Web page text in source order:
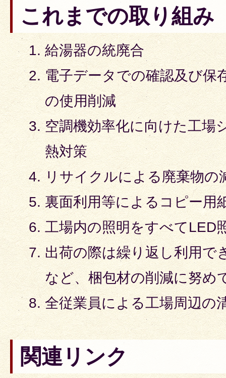
これまでの取り組み
給湯器の統廃合
電子データでの確認及び保
の使用削減
空調機効率化に向けた工場
熱対策
リサイクルによる廃棄物の
裏面利用等によるコピー用
工場内の照明をすべてLED
出荷の際は繰り返し利用で
など、梱包材の削減に努め
全従業員による工場周辺の
関連リンク